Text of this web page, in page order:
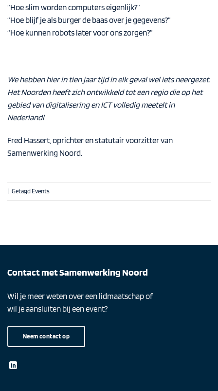
“Hoe slim worden computers eigenlijk?”
“Hoe blijf je als burger de baas over je gegevens?”
“Hoe kunnen robots later voor ons zorgen?”
We hebben hier in tien jaar tijd in elk geval wel iets neergezet.
Het Noorden heeft zich ontwikkeld tot een regio die op het
gebied van digitalisering en ICT volledig meetelt in
Nederlandl
Fred Hassert, oprichter en statutair voorzitter van
Samenwerking Noord.
| GetagdEvents
Contact met Samenwerking Noord
Wil je meer weten over een lidmaatschap of
wil je aansluiten bij een event?
Neem contact op